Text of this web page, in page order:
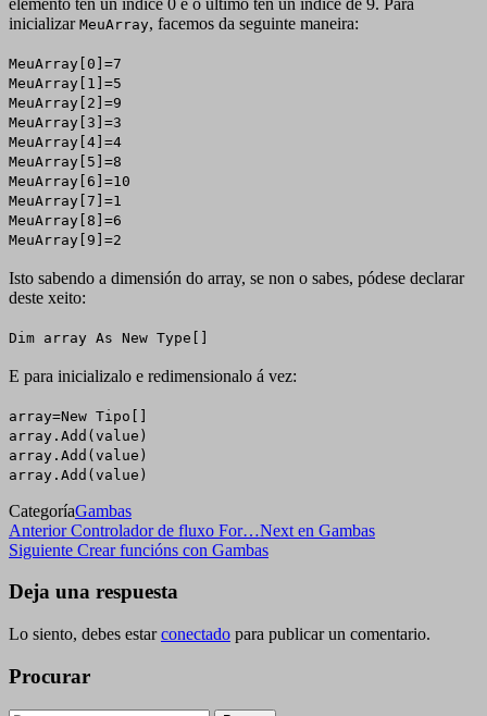
inicializar MeuArray, facemos da seguinte maneira:
MeuArray[0]=7
MeuArray[1]=5
MeuArray[2]=9
MeuArray[3]=3
MeuArray[4]=4
MeuArray[5]=8
MeuArray[6]=10
MeuArray[7]=1
MeuArray[8]=6
MeuArray[9]=2
Isto sabendo a dimensión do array, se non o sabes, pódese declarar
deste xeito:
Dim array As New Type[]
E para inicializalo e redimensionalo á vez:
array=New Tipo[]
array.Add(value)
array.Add(value)
array.Add(value)
CategoríaGambas
Navegación
de
entradas
Entrada
anterior
Anterior Controlador de fluxo For…Next en Gambas
Siguiente
Siguiente Crear funcións con Gambas
Deja una respuesta
Lo siento, debes estarconectado para publicar un comentario.
Procurar